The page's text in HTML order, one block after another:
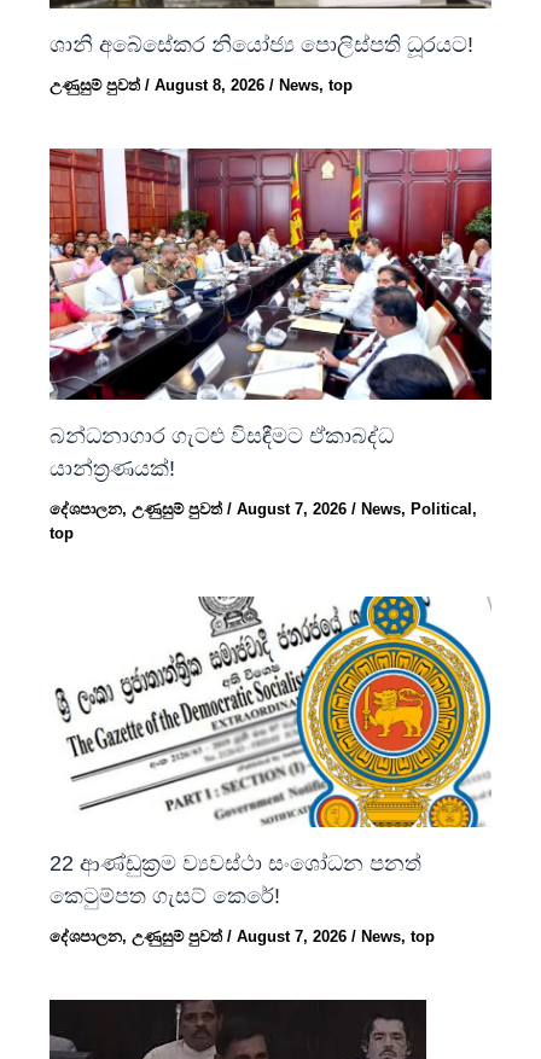
ශානි අබේසේකර නියෝජ්‍ය පොලිස්පති ධූරයට!
උණුසුම් පුවත්/August 8, 2026/ News,top
බන්ධනාගාර ගැටළු විසඳීමට ඒකාබද්ධ
යාන්ත්‍රණයක්!
දේශපාලන,උණුසුම් පුවත්/August 7, 2026/ News, Political,
top
22 ආණ්ඩුක්‍රම ව්‍යවස්ථා සංශෝධන පනත්
කෙටුම්පත ගැසට් කෙරේ!
දේශපාලන,උණුසුම් පුවත්/August 7, 2026/ News,top